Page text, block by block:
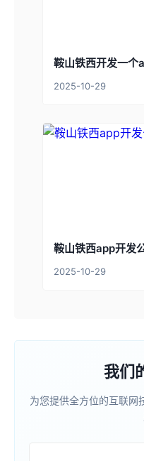
鞍山铁西开发一个
2025-10-29
鞍山铁西app开发
2025-10-29
我们
为您提供全方位的互联网